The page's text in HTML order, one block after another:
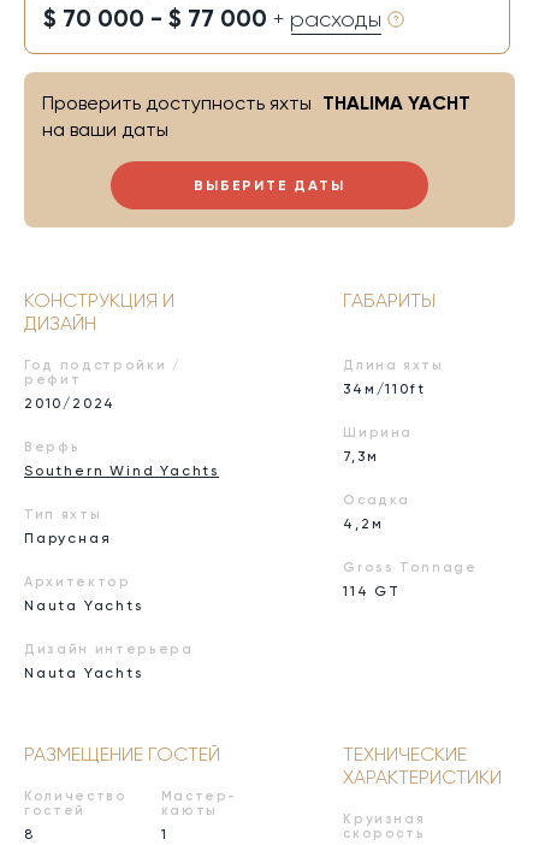
$ 70 000 - $ 77 000 + расходы
ВЫБЕРИТЕ ДАТЫ
Проверить доступность яхты THALIMA YACHT
на ваши даты
КОНСТРУКЦИЯ И
ДИЗАЙН
Год подстройки /
рефит
2010/2024
Верфь
Southern Wind Yachts
Тип яхты
Парусная
Архитектор
Nauta Yachts
Дизайн интерьера
Nauta Yachts
ГАБАРИТЫ
Длина яхты
34м/110ft
Ширина
7,3м
Осадка
4,2м
Gross Tonnage
114 GT
РАЗМЕЩЕНИЕ ГОСТЕЙ
Количество
гостей
8
Мастер-
каюты
1
ТЕХНИЧЕСКИЕ
ХАРАКТЕРИСТИКИ
Круизная
скорость